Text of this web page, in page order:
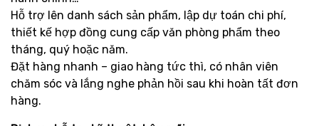
Hỗ trợ lên danh sách sản phẩm, lập dự toán chi phí,
thiết kế hợp đồng cung cấp văn phòng phẩm theo
tháng, quý hoặc năm.
Đặt hàng nhanh – giao hàng tức thì, có nhân viên
chăm sóc và lắng nghe phản hồi sau khi hoàn tất đơn
hàng.